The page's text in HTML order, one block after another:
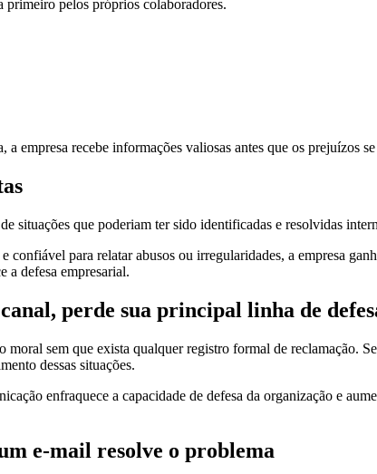
primeiro pelos próprios colaboradores.
empresa recebe informações valiosas antes que os prejuízos
situações que poderiam ter sido identificadas e resolvidas
confiável para relatar abusos ou irregularidades, a empresa
a defesa empresarial.
perde sua principal linha de
moral sem que exista qualquer registro formal de reclamação.
dessas situações.
enfraquece a capacidade de defesa da organização e
e-mail resolve o problema